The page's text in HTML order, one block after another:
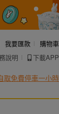
我要匯款
購物車
說明 下載APP
取免費停車一小時